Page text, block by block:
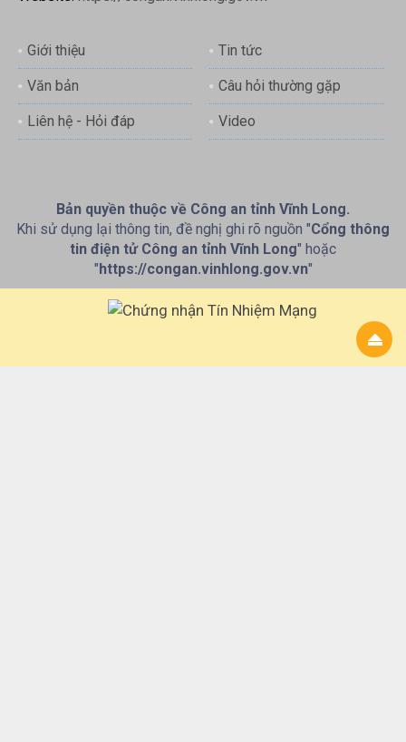
Giới thiệu Tin tức
Văn bản Câu hỏi thường gặp
Liên hệ - Hỏi đáp Video
Bản quyền thuộc về Công an tỉnh Vĩnh Long.
Khi sử dụng lại thông tin, đề nghị ghi rõ nguồn "Cổng thông
tin điện tử Công an tỉnh Vĩnh Long" hoặc
"https://congan.vinhlong.gov.vn"